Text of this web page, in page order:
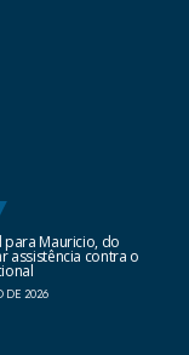
para Mauricio, do
assistência contra o
DE 2026